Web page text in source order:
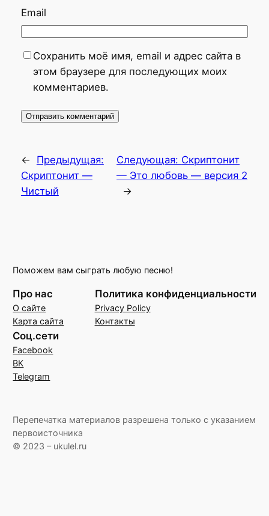
Email
Сохранить моё имя, email и адрес сайта в
этом браузере для последующих моих
комментариев.
←
Предыдущая:
Скриптонит —
Чистый
Следующая: Скриптонит
— Это любовь — версия 2
→
Поможем вам сыграть любую песню!
Про нас
О сайте
Карта сайта
Политика конфиденциальности
Privacy Policy
Контакты
Соц.сети
Facebook
ВК
Telegram
Перепечатка материалов разрешена только с указанием
первоисточника
© 2023 – ukulel.ru